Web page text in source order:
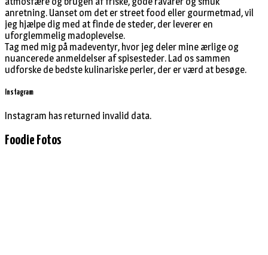
anretning. Uanset om det er street food eller gourmetmad, vil
jeg hjælpe dig med at finde de steder, der leverer en
uforglemmelig madoplevelse.
Tag med mig på madeventyr, hvor jeg deler mine ærlige og
nuancerede anmeldelser af spisesteder. Lad os sammen
udforske de bedste kulinariske perler, der er værd at besøge.
Instagram
Instagram has returned invalid data.
Foodie Fotos